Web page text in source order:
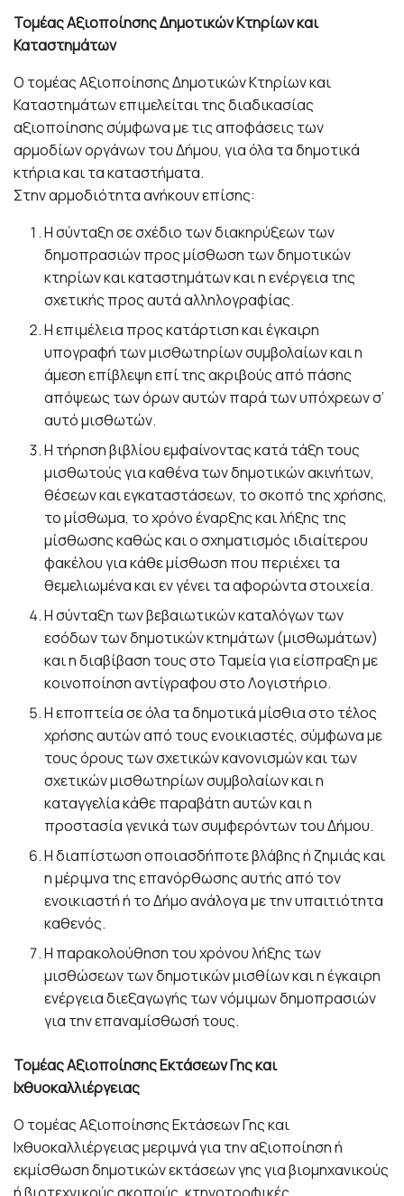
Τομέας Αξιοποίησης Δημοτικών Κτηρίων και
Καταστημάτων
Ο τομέας Αξιοποίησης Δημοτικών Κτηρίων και
Καταστημάτων επιμελείται της διαδικασίας
αξιοποίησης σύμφωνα με τις αποφάσεις των
αρμοδίων οργάνων του Δήμου, για όλα τα δημοτικά
κτήρια και τα καταστήματα.
Στην αρμοδιότητα ανήκουν επίσης:
Η σύνταξη σε σχέδιο των διακηρύξεων των
δημοπρασιών προς μίσθωση των δημοτικών
κτηρίων και καταστημάτων και η ενέργεια της
σχετικής προς αυτά αλληλογραφίας.
Η επιμέλεια προς κατάρτιση και έγκαιρη
υπογραφή των μισθωτηρίων συμβολαίων και η
άμεση επίβλεψη επί της ακριβούς από πάσης
απόψεως των όρων αυτών παρά των υπόχρεων σ’
αυτό μισθωτών.
Η τήρηση βιβλίου εμφαίνοντας κατά τάξη τους
μισθωτούς για καθένα των δημοτικών ακινήτων,
θέσεων και εγκαταστάσεων, το σκοπό της χρήσης,
το μίσθωμα, το χρόνο έναρξης και λήξης της
μίσθωσης καθώς και ο σχηματισμός ιδιαίτερου
φακέλου για κάθε μίσθωση που περιέχει τα
θεμελιωμένα και εν γένει τα αφορώντα στοιχεία.
Η σύνταξη των βεβαιωτικών καταλόγων των
εσόδων των δημοτικών κτημάτων (μισθωμάτων)
και η διαβίβαση τους στο Ταμεία για είσπραξη με
κοινοποίηση αντίγραφου στο Λογιστήριο.
Η εποπτεία σε όλα τα δημοτικά μίσθια στο τέλος
χρήσης αυτών από τους ενοικιαστές, σύμφωνα με
τους όρους των σχετικών κανονισμών και των
σχετικών μισθωτηρίων συμβολαίων και η
καταγγελία κάθε παραβάτη αυτών και η
προστασία γενικά των συμφερόντων του Δήμου.
Η διαπίστωση οποιασδήποτε βλάβης ή ζημιάς και
η μέριμνα της επανόρθωσης αυτής από τον
ενοικιαστή ή το Δήμο ανάλογα με την υπαιτιότητα
καθενός.
Η παρακολούθηση του χρόνου λήξης των
μισθώσεων των δημοτικών μισθίων και η έγκαιρη
ενέργεια διεξαγωγής των νόμιμων δημοπρασιών
για την επαναμίσθωσή τους.
Τομέας Αξιοποίησης Εκτάσεων Γης και
Ιχθυοκαλλιέργειας
Ο τομέας Αξιοποίησης Εκτάσεων Γης και
Ιχθυοκαλλιέργειας μεριμνά για την αξιοποίηση ή
εκμίσθωση δημοτικών εκτάσεων γης για βιομηχανικούς
ή βιοτεχνικούς σκοπούς, κτηνοτροφικές